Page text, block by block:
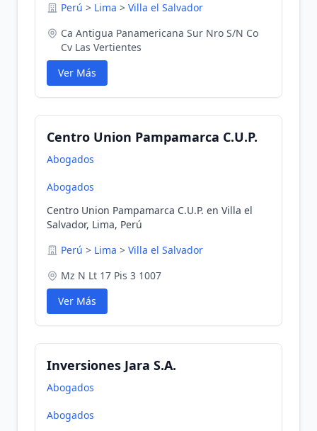
Perú > Lima > Villa el Salvador
Ca Antigua Panamericana Sur Nro S/N Co
Cv Las Vertientes
Ver Más
Centro Union Pampamarca C.U.P.
Abogados
Abogados
Centro Union Pampamarca C.U.P. en Villa el
Salvador, Lima, Perú
Perú > Lima > Villa el Salvador
Mz N Lt 17 Pis 3 1007
Ver Más
Inversiones Jara S.A.
Abogados
Abogados